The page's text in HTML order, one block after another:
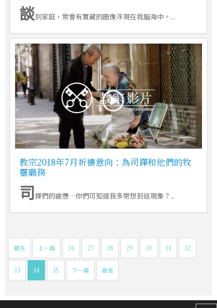
談到家庭，常會有寶藏的圖像浮現在我腦海中。...
教宗2018年7月祈禱意向：為司鐸和他們的牧
靈職務
司鐸們的疲憊…你們可知道我多常想到這現象？...
最先 上一篇 26 27 28 29 30 31 32
33 34 35 下一篇 最後